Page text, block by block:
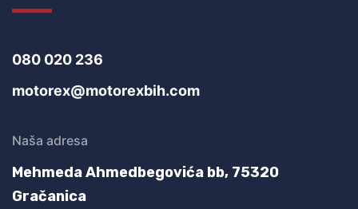
080 020 236
motorex@motorexbih.com
Naša adresa
Mehmeda Ahmedbegovića bb, 75320
Gračanica